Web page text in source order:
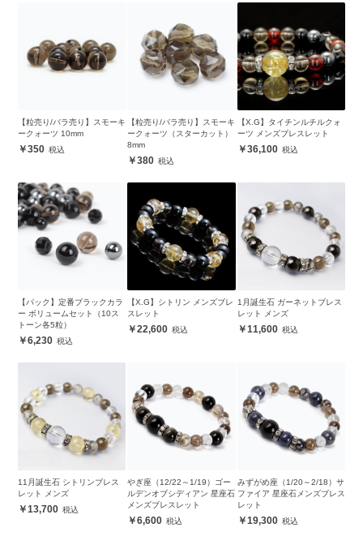
【粒売り/バラ売り】スモーキ
ークォーツ 10mm
350
【粒売り/バラ売り】スモーキ
ークォーツ（スターカット）
8mm
380
【X.G】タイチンルチルクォ
ーツ メンズブレスレット
36,100
【パック】定番ブラックカラ
ー ボリュームセット（10ス
トーン各5粒）
6,230
【X.G】シトリン メンズブレ
スレット
22,600
1月誕生石 ガーネットブレス
レット メンズ
11,600
11月誕生石 シトリンブレス
レット メンズ
13,700
やぎ座（12/22～1/19）ゴー
ルデンオブシディアン 星座石
メンズブレスレット
6,600
みずがめ座（1/20～2/18）サ
ファイア 星座石メンズブレス
レット
19,300